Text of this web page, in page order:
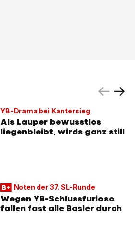
YB-Drama bei Kantersieg
Als Lauper bewusstlos
liegenbleibt, wirds ganz still
Noten der 37. SL-Runde
Wegen YB-Schlussfurioso
fallen fast alle Basler durch